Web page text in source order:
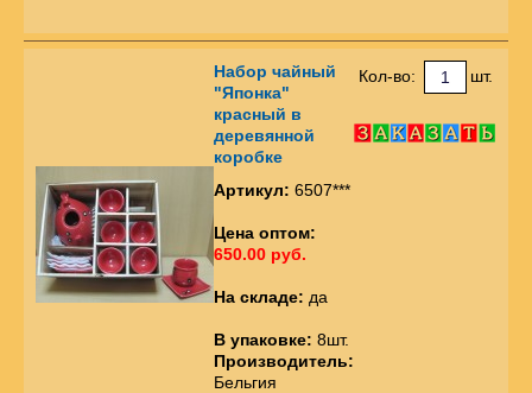
Набор чайный
"Японка"
красный в
деревянной
коробке
Артикул: 6507***
Цена оптом:
650.00 руб.
На складе: да
В упаковке: 8шт.
Производитель:
Бельгия
Кол-во: шт.